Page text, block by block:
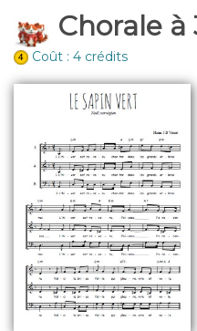
Chorale à
Coût : 4 crédits